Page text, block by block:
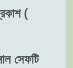
(
সেফটি